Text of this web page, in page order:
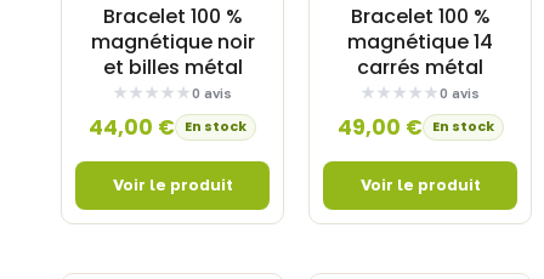
Bracelet 100 %
magnétique noir
et billes métal
0 avis
44,00 € En stock
Bracelet 100 %
magnétique 14
carrés métal
0 avis
49,00 € En stock